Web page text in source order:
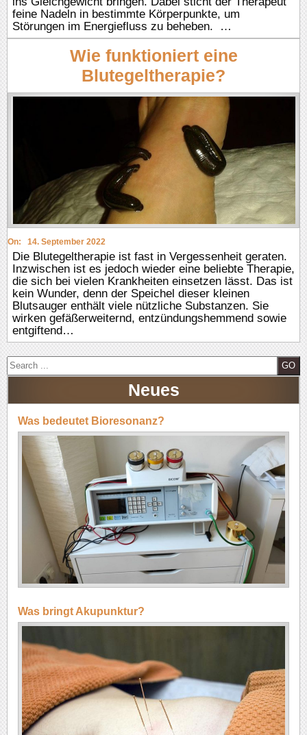
feine Nadeln in bestimmte Körperpunkte, um
Störungen im Energiefluss zu beheben. …
Wie funktioniert eine
Blutegeltherapie?
On: 14. September 2022
Die Blutegeltherapie ist fast in Vergessenheit geraten.
Inzwischen ist es jedoch wieder eine beliebte Therapie,
die sich bei vielen Krankheiten einsetzen lässt. Das ist
kein Wunder, denn der Speichel dieser kleinen
Blutsauger enthält viele nützliche Substanzen. Sie
wirken gefäßerweiternd, entzündungshemmend sowie
entgiftend…
S
e
r
Neues
Was bedeutet Bioresonanz?
Was bringt Akupunktur?